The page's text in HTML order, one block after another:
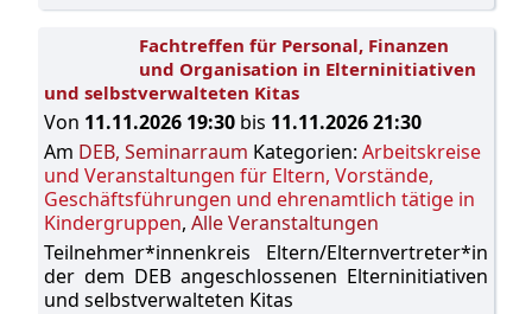
Fachtreffen für Personal, Finanzen
und Organisation in Elterninitiativen
und selbstverwalteten Kitas
Von 11.11.2026 19:30 bis 11.11.2026 21:30
Am DEB, Seminarraum Kategorien: Arbeitskreise
und Veranstaltungen für Eltern, Vorstände,
Geschäftsführungen und ehrenamtlich tätige in
Kindergruppen, Alle Veranstaltungen
Teilnehmer*innenkreis Eltern/Elternvertreter*in
der dem DEB angeschlossenen Elterninitiativen
und selbstverwalteten Kitas